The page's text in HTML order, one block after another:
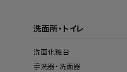
洗面所・トイレ
洗面化粧台
手洗器・洗面器